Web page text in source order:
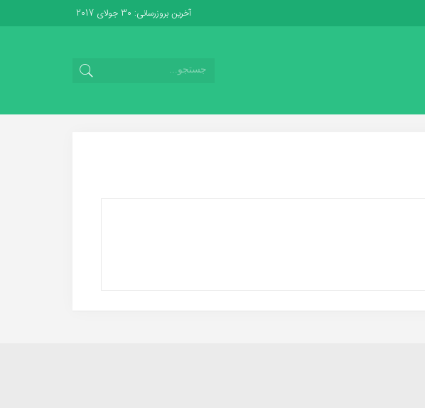
آخرین بروزرسانی: 30 جولای 2017